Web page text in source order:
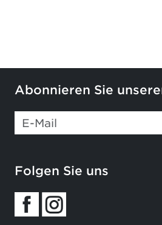
Abonnieren Sie
Folgen Sie uns